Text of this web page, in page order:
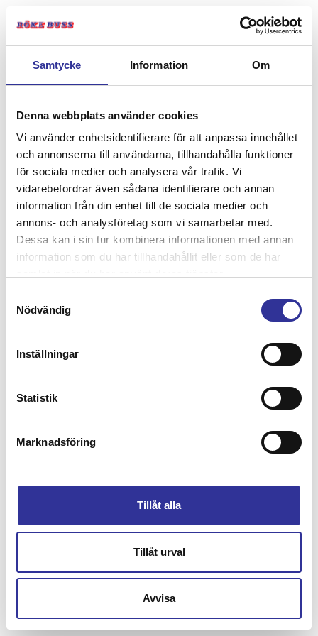
Samtycke Information Om
Denna webbplats använder cookies
Vi använder enhetsidentifierare för att anpassa innehållet
och annonserna till användarna, tillhandahålla funktioner
för sociala medier och analysera vår trafik. Vi
vidarebefordrar även sådana identifierare och annan
information från din enhet till de sociala medier och
annons- och analysföretag som vi samarbetar med.
Dessa kan i sin tur kombinera informationen med annan
information som du har tillhandahållit eller som de har
Nödvändig
Inställningar
Statistik
Marknadsföring
Tillåt alla
Tillåt urval
Avvisa
Bokning - Tillbaka till
resebeskrivningen
Tillbaka till resebeskrivningen
1. Antal resenärer och rum
3. Betalning
Fel